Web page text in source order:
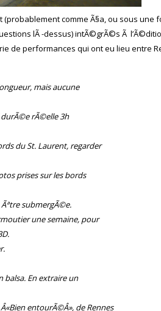
comme Ã§a, ou sous une
lÃ -dessus) intÃ©grÃ©s Ã
de performances qui ont eu lieu entre
mais aucune
rÃ©elle 3h
du St. Laurent, regarder
prises sur les bords
submergÃ©e.
une semaine, pour
balsa. En extraire un
entourÃ©Â», de Rennes